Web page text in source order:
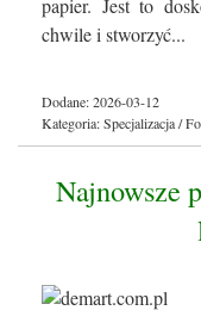
papier. Jest to
chwile i stworzyć...
Dodane: 2026-03-12
Kategoria: Specjalizacja /
Najnowsze publikacje wydawnictwa